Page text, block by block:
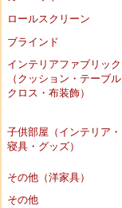
ロールスクリーン
ブラインド
インテリアファブリック
（クッション・テーブル
クロス・布装飾）
子供部屋（インテリア・
寝具・グッズ）
その他（洋家具）
その他